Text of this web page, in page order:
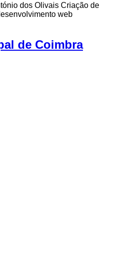
dos Olivais Criação de
web
de Coimbra